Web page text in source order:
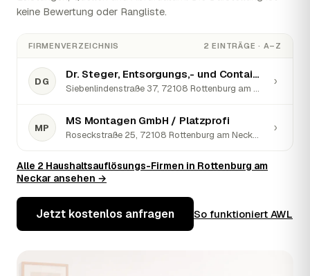
keine Bewertung oder Rangliste.
FIRMENVERZEICHNIS 2 EINTRÄGE · A–Z
DG
Dr. Steger, Entsorgungs,- und Containerdienst GmbH
Siebenlindenstraße 37, 72108 Rottenburg am Neckar · ★ 3,4 (5)
›
MP
MS Montagen GmbH / Platzprofi
Roseckstraße 25, 72108 Rottenburg am Neckar · ★ 5 (1)
›
Alle 2 Haushaltsauflösungs-Firmen in Rottenburg am
Neckar ansehen →
Jetzt kostenlos anfragen So funktioniert AWL